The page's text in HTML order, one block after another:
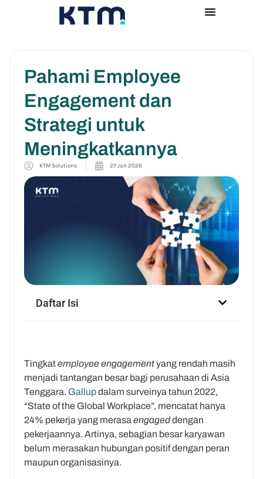
Pahami Employee
Engagement dan
Strategi untuk
Meningkatkannya
KTM Solutions 27 Jan 2026
Daftar Isi
Tingkatemployee engagementyang rendah masih
menjadi tantangan besar bagi perusahaan di Asia
Tenggara. Gallupdalam surveinya tahun 2022,
“State of the Global Workplace”, mencatat hanya
24% pekerja yang merasa engageddengan
pekerjaannya. Artinya, sebagian besar karyawan
belum merasakan hubungan positif dengan peran
maupun organisasinya.